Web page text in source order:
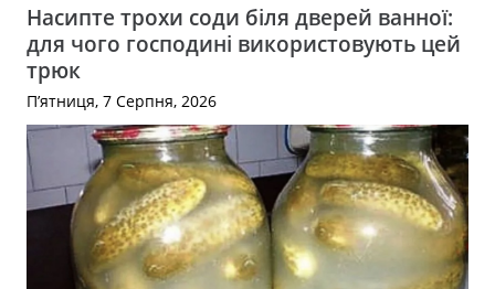
Насипте трохи соди біля дверей ванної:
для чого господині використовують цей
трюк
П’ятниця, 7 Серпня, 2026